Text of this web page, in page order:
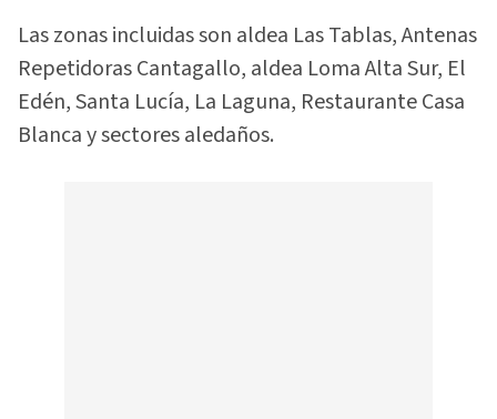
Las zonas incluidas son aldea Las Tablas, Antenas
Repetidoras Cantagallo, aldea Loma Alta Sur, El
Edén, Santa Lucía, La Laguna, Restaurante Casa
Blanca y sectores aledaños.